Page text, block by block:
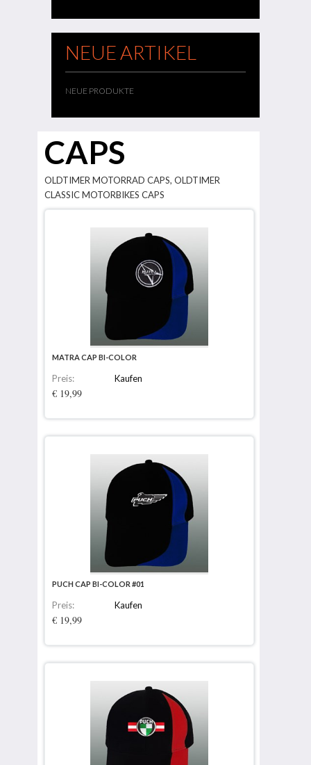
NEUE ARTIKEL
NEUE PRODUKTE
CAPS
OLDTIMER MOTORRAD CAPS, OLDTIMER
CLASSIC MOTORBIKES CAPS
MATRA CAP BI-COLOR
Preis:
€ 19,99
Kaufen
PUCH CAP BI-COLOR #01
Preis:
€ 19,99
Kaufen